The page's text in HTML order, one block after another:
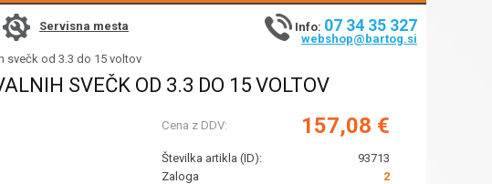
Servisna mesta Info: 07 34 35 327
webshop@bartog.si
svečk od 3.3 do 15 voltov
SVEČK OD 3.3 DO 15 VOLTOV
Cena z DDV: 157,08 €
Številka artikla (ID):
93713
Zaloga
2